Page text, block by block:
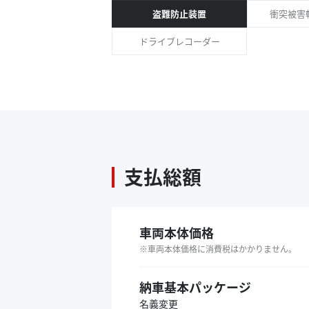
盗難防止装置 衝突被害
ドライブレコーダー
支払総額
車両本体価格
車両本体価格に消費税はかかりません。
納車基本パッケージ
名義変更